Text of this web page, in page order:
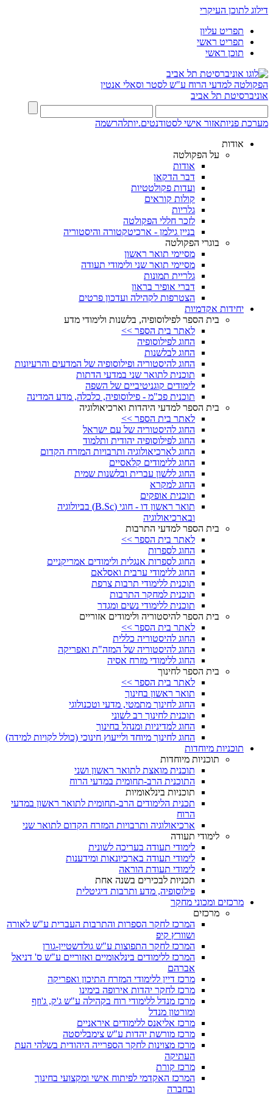
דילוג לתוכן העיקרי
תפריט עליון
תפריט ראשי
תוכן ראשי
הפקולטה למדעי הרוח ע"ש לסטר וסאלי אנטין
אוניברסיטת תל אביב
מערכת פניותאזור אישי לסטודנטים.יותלהרשמה
אודות
על הפקולטה
אודות
דבר הדקאן
ועדות פקולטטיות
קולות קוראים
גלריות
לזכר חללי הפקולטה
בניין גילמן - ארכיטקטורה והיסטוריה
בוגרי הפקולטה
מסיימי תואר ראשון
מסיימי תואר שני ולימודי תעודה
גלריית תמונות
דברי אופיר בראון
הצטרפות לקהילה ועדכון פרטים
יחידות אקדמיות
בית הספר לפילוסופיה, בלשנות ולימודי מדע
לאתר בית הספר >>
החוג לפילוסופיה
החוג לבלשנות
החוג להיסטוריה ופילוסופיה של המדעים והרעיונות
תוכנית לתואר שני במדעי הדתות
לימודים קוגניטיביים של השפה
תוכנית פכ"מ - פילוסופיה, כלכלה, מדע המדינה
בית הספר למדעי היהדות וארכיאולוגיה
לאתר בית הספר >>
החוג להיסטוריה של עם ישראל
החוג לפילוסופיה יהודית ותלמוד
החוג לארכיאולוגיה ותרבויות המזרח הקדום
החוג ללימודים קלאסיים
החוג ללשון עברית ובלשנות שמית
החוג למקרא
תוכנית אופקים
תואר ראשון דו - חוגי (B.Sc) בביולוגיה
ובארכיאולוגיה
בית הספר למדעי התרבות
לאתר בית הספר >>
החוג לספרות
החוג לספרות אנגלית ולימודים אמריקניים
החוג ללימודי ערבית ואסלאם
תוכנית ללימודי תרבות צרפת
תוכנית למחקר התרבות
תוכנית ללימודי נשים ומגדר
בית הספר להיסטוריה ולימודים אזוריים
לאתר בית הספר >>
החוג להיסטוריה כללית
החוג להיסטוריה של המזה"ת ואפריקה
החוג ללימודי מזרח אסיה
בית הספר לחינוך
לאתר בית הספר >>
תואר ראשון בחינוך
החוג לחינוך מתמטי, מדעי וטכנולוגי
תוכנית לחינוך רב לשוני
החוג למדיניות ומנהל בחינוך
החוג לחינוך מיוחד ולייעוץ חינוכי (כולל לקויות למידה)
תוכניות מיוחדות
תוכניות מיוחדות
תוכנית מואצת לתואר ראשון ושני
התוכנית הרב-תחומית במדעי הרוח
תוכניות בינלאומיות
תכנית הלימודים הרב-תחומית לתואר ראשון במדעי
הרוח
ארכיאולוגיה ותרבויות המזרח הקדום לתואר שני
לימודי תעודה
לימודי תעודה בעריכה לשונית
לימודי תעודה בארכיונאות ומידענות
לימודי תעודת הוראה
תכניות לבכירים בשנה אחת
פילוסופיה, מדע ותרבות דיגיטלית
מרכזים ומכוני מחקר
מרכזים
המרכז לחקר הספרות והתרבות העברית ע"ש לאורה
ושוורץ קיפ
המרכז לחקר התפוצות ע"ש גולדשטיין-גורן
המרכז ללימודים בינלאומיים ואזוריים ע"ש ס' דניאל
אברהם
מרכז דיין ללימודי המזרח התיכון ואפריקה
מרכז לחקר יהדות אירופה בימינו
מרכז מנדל ללימודי רוח בקהילה ע"ש ג'ק, ג'וזף
ומורטון מנדל
מרכז אליאנס ללימודים איראניים
מרכז מורשת יהדות ע"ש צימבליסטה
מרכז מצוינות לחקר הספרייה היהודית בשלהי העת
העתיקה
מרכז קורת
המרכז האקדמי לפיתוח אישי ומקצועי בחינוך
ובחברה